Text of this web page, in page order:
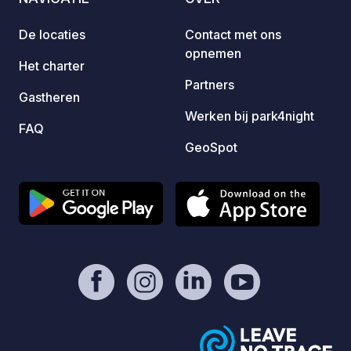
naast de deur: het indrukwekkende
De locaties
Het charter
Gastheren
FAQ
Contact met ons
opnemen
Partners
Werken bij park4night
GeoSpot